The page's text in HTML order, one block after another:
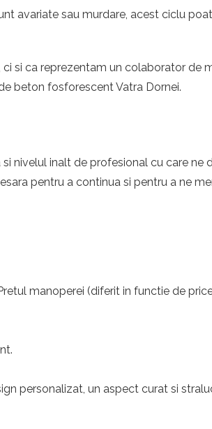
avariate sau murdare, acest ciclu
si ca reprezentam un colaborator de
beton fosforescent Vatra Dornei.
nivelul inalt de profesional cu care ne
pentru a continua si pentru a ne
manoperei (diferit in functie de
personalizat, un aspect curat si